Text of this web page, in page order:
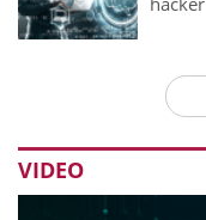
VIDEO